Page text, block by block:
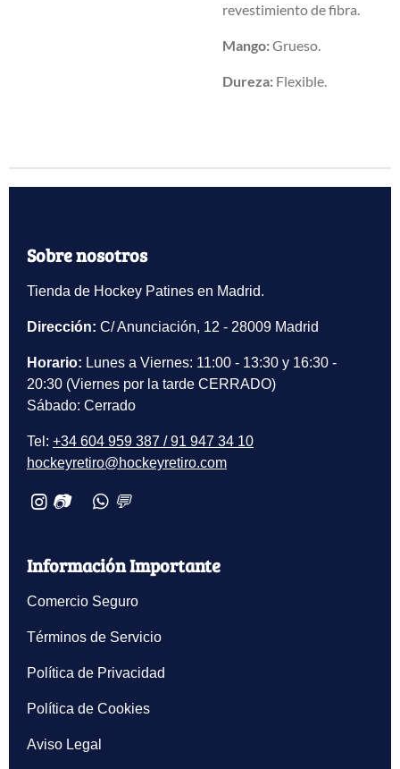
revestimiento de fibra.
Mango:Grueso.
Dureza: Flexible.
Sobre nosotros
Tienda de Hockey Patines en Madrid.
Dirección: C/ Anunciación, 12 - 28009 Madrid
Horario: Lunes a Viernes: 11:00 - 13:30 y 16:30 -
20:30 (Viernes por la tarde CERRADO)
Sábado: Cerrado
Tel: +34 604 959 387 / 91 947 34 10
hockeyretiro@hockeyretiro.com
📷 💬
Información Importante
Comercio Seguro
Términos de Servicio
Política de Privacidad
Política de Cookies
Aviso Legal